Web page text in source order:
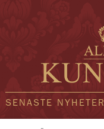
SENASTE